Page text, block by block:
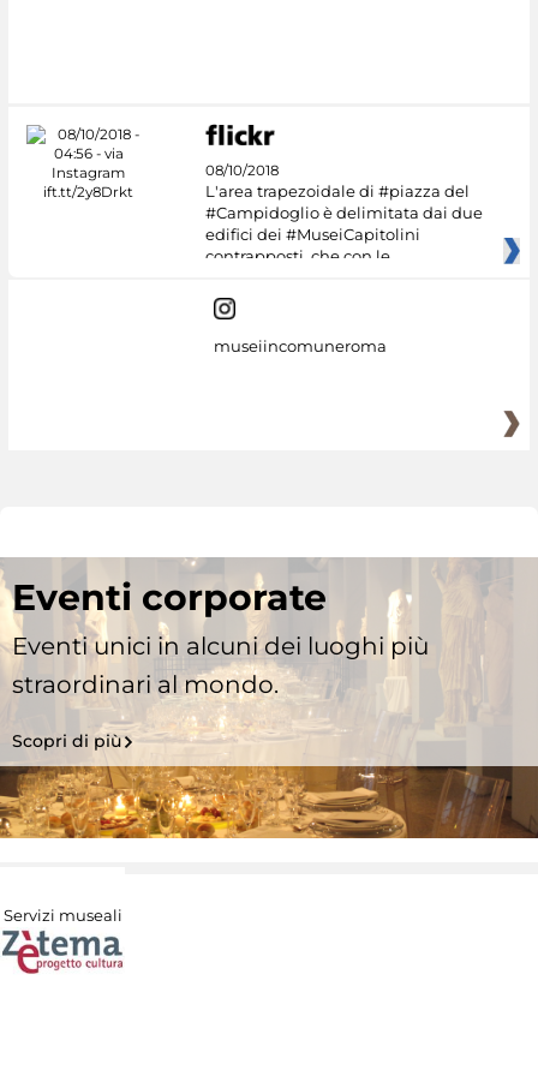
08/10/2018
L'area trapezoidale di #piazza del
#Campidoglio è delimitata dai due
edifici dei #MuseiCapitolini
contrapposti, che con le
museiincomuneroma
Eventi corporate
Eventi unici in alcuni dei luoghi più
straordinari al mondo.
Scopri di più
Servizi museali